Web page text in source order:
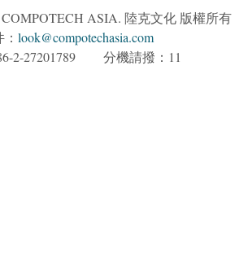
ASIA. 陸克文化 版權所有
look@compotechasia.com
2-27201789 分機請撥：11